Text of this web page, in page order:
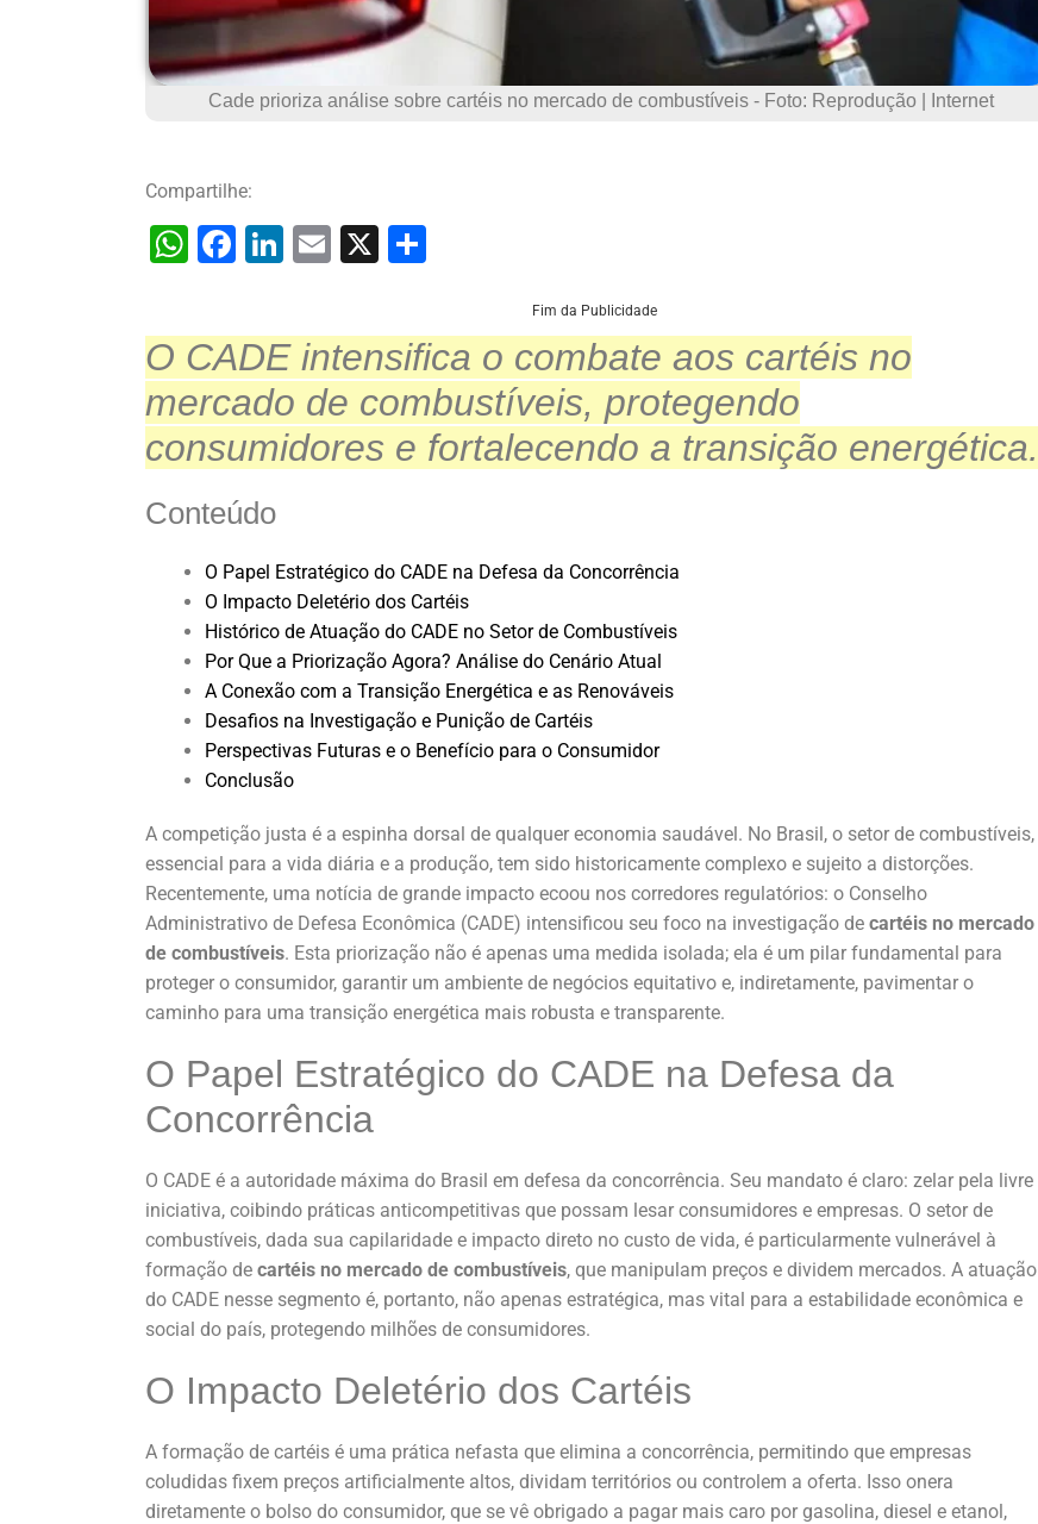
Cade prioriza análise sobre cartéis no mercado de combustíveis - Foto: Reprodução | Internet
Compartilhe:
W
s
A
p
p
F
e
b
o
o
k
Li
e
dI
n
E
l
X
e
Fim da Publicidade
O CADE intensifica o combate aos cartéis no
mercado de combustíveis, protegendo
consumidores e fortalecendo a transição energética.
Conteúdo
O Papel Estratégico do CADE na Defesa da Concorrência
O Impacto Deletério dos Cartéis
Histórico de Atuação do CADE no Setor de Combustíveis
Por Que a Priorização Agora? Análise do Cenário Atual
A Conexão com a Transição Energética e as Renováveis
Desafios na Investigação e Punição de Cartéis
Perspectivas Futuras e o Benefício para o Consumidor
Conclusão
A competição justa é a espinha dorsal de qualquer economia saudável. No Brasil, o setor de combustíveis,
essencial para a vida diária e a produção, tem sido historicamente complexo e sujeito a distorções.
Recentemente, uma notícia de grande impacto ecoou nos corredores regulatórios: o Conselho
Administrativo de Defesa Econômica (CADE) intensificou seu foco na investigação de cartéis no mercado
de combustíveis. Esta priorização não é apenas uma medida isolada; ela é um pilar fundamental para
proteger o consumidor, garantir um ambiente de negócios equitativo e, indiretamente, pavimentar o
caminho para uma transição energética mais robusta e transparente.
O Papel Estratégico do CADE na Defesa da
Concorrência
O CADE é a autoridade máxima do Brasil em defesa da concorrência. Seu mandato é claro: zelar pela livre
iniciativa, coibindo práticas anticompetitivas que possam lesar consumidores e empresas. O setor de
combustíveis, dada sua capilaridade e impacto direto no custo de vida, é particularmente vulnerável à
formação de cartéis no mercado de combustíveis, que manipulam preços e dividem mercados. A atuação
do CADE nesse segmento é, portanto, não apenas estratégica, mas vital para a estabilidade econômica e
social do país, protegendo milhões de consumidores.
O Impacto Deletério dos Cartéis
A formação de cartéis é uma prática nefasta que elimina a concorrência, permitindo que empresas
coludidas fixem preços artificialmente altos, dividam territórios ou controlem a oferta. Isso onera
diretamente o bolso do consumidor, que se vê obrigado a pagar mais caro por gasolina, diesel e etanol,